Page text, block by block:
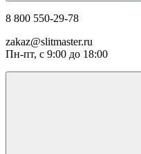
8 800 550-29-78
zakaz@slitmaster.ru
Пн-пт, с 9:00 до 18:00